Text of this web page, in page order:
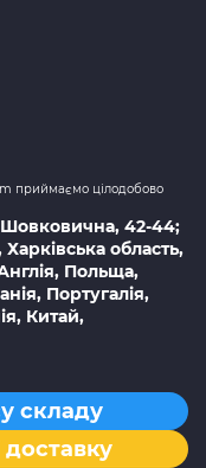
приймаємо цілодобово
42-44;
область,
Польща,
Португалія,
Китай,
складу